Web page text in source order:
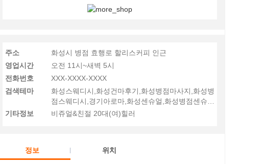
주소
화성시 병점 효행로 할리스커피 인근
영업시간
오전 11시~새벽 5시
전화번호
XXX-XXXX-XXXX
검색테마
화성스웨디시,화성건마후기,화성병점마사지,화성병
점스웨디시,경기아로마,화성센슈얼,화성병점센슈얼
후기
기타정보 비쥬얼&친절 20대(여)힐러
정보 위치